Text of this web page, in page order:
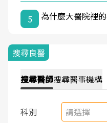
5 為什麼大醫院裡
搜尋良醫
搜尋醫師搜尋醫事機構
科別 請選擇